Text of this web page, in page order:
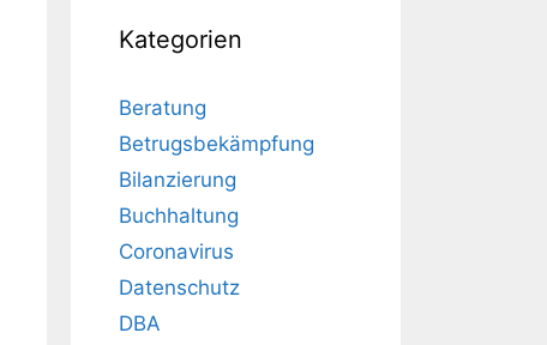
Kategorien
Beratung
Betrugsbekämpfung
Bilanzierung
Buchhaltung
Coronavirus
Datenschutz
DBA